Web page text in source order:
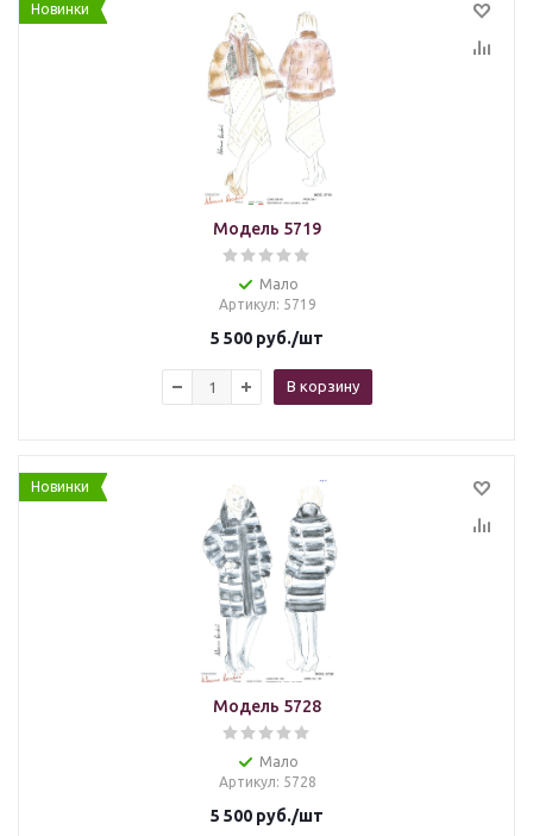
Новинки
Модель 5719
Мало
Артикул: 5719
5 500 руб./шт
В корзину
Новинки
Модель 5728
Мало
Артикул: 5728
5 500 руб./шт